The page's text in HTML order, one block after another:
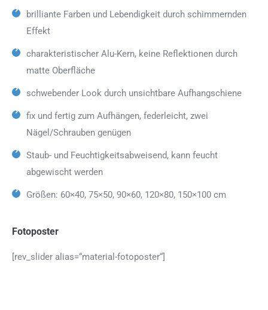
brilliante Farben und Lebendigkeit durch schimmernden
Effekt
charakteristischer Alu-Kern, keine Reflektionen durch
matte Oberfläche
schwebender Look durch unsichtbare Aufhangschiene
fix und fertig zum Aufhängen, federleicht, zwei
Nägel/Schrauben genügen
Staub- und Feuchtigkeitsabweisend, kann feucht
abgewischt werden
Größen: 60×40, 75×50, 90×60, 120×80, 150×100 cm
Fotoposter
[rev_slider alias=“material-fotoposter“]